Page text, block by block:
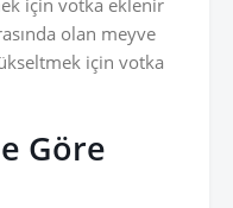
için votka eklenir
olan meyve
için votka
Göre